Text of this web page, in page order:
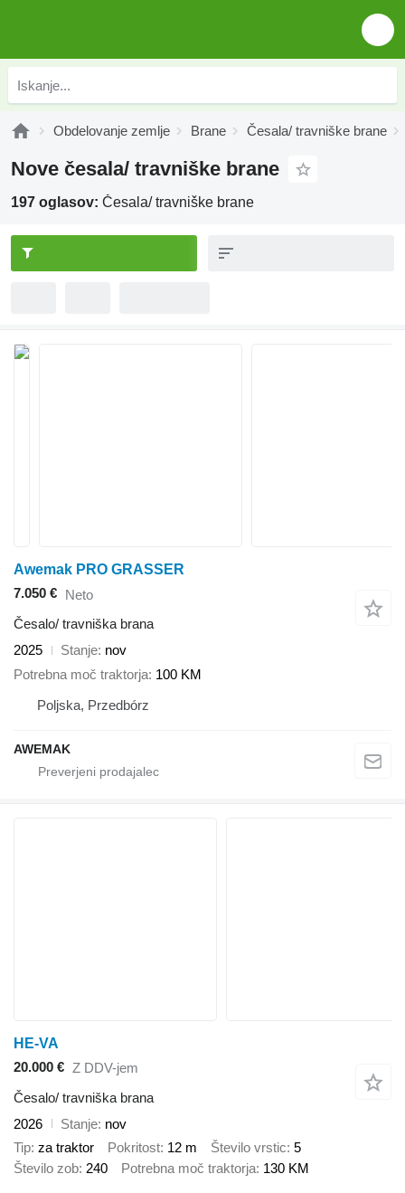
Obdelovanje zemlje Brane Česala/ travniške brane
Nove česala/ travniške brane
197 oglasov: Česala/ travniške brane
Awemak PRO GRASSER
7.050 € Neto
Česalo/ travniška brana
2025
Stanje nov
Potrebna moč traktorja 100 KM
Poljska, Przedbórz
AWEMAK
HE-VA
20.000 € Z DDV-jem
Česalo/ travniška brana
2026
Stanje nov
Tip za traktor Pokritost 12 m Število vrstic 5
Število zob 240 Potrebna moč traktorja 130 KM